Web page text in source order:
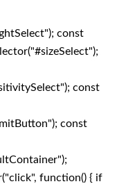
const
const
const
function() { if